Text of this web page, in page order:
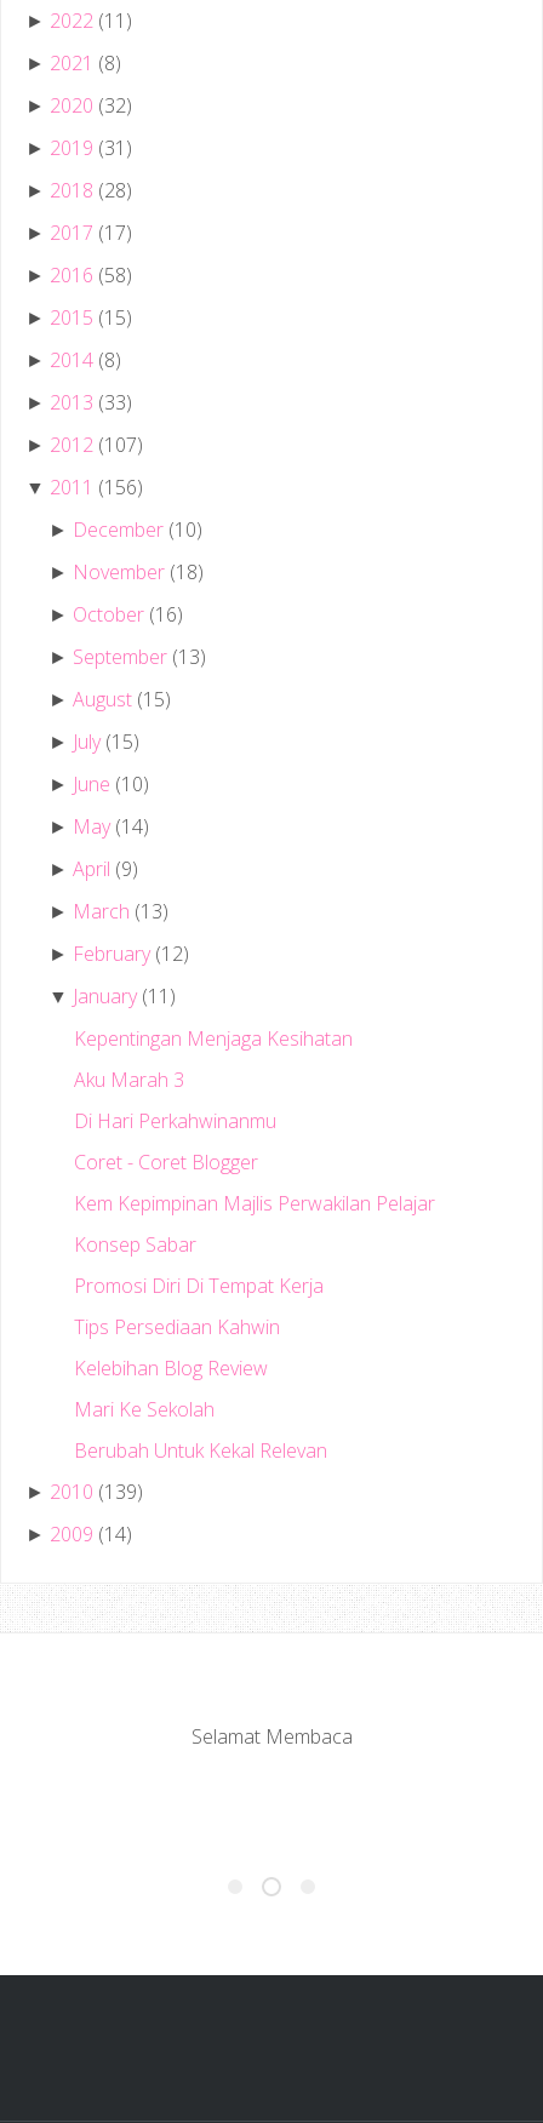
► 2022 (11)
► 2021 (8)
► 2020 (32)
► 2019 (31)
► 2018 (28)
► 2017 (17)
► 2016 (58)
► 2015 (15)
► 2014 (8)
► 2013 (33)
► 2012 (107)
▼ 2011 (156)
► December (10)
► November (18)
► October (16)
► September (13)
►August (15)
► July (15)
► June (10)
► May (14)
►April (9)
► March (13)
► February (12)
▼ January (11)
Kepentingan Menjaga Kesihatan
Aku Marah 3
Di Hari Perkahwinanmu
Coret - Coret Blogger
Kem Kepimpinan Majlis Perwakilan Pelajar
Konsep Sabar
Promosi Diri Di Tempat Kerja
Tips Persediaan Kahwin
Kelebihan Blog Review
Mari Ke Sekolah
Berubah Untuk Kekal Relevan
► 2010 (139)
► 2009 (14)
Selamat Membaca